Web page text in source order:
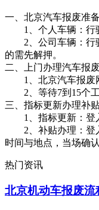
一、北京汽车报废准
1、个人车辆：行驶
2、公司车辆：行驶
的需先解押。
二、上门办理汽车报废
1、北京汽车报废网
2、等待7到15个工
三、指标更新办理补贴
1、指标更新：登入
2、补贴办理：登入
时间与地点，当场确
热门资讯
北京机动车报废